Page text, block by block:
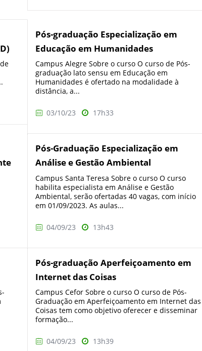
Pós-graduação Especialização em
Educação em Humanidades
Campus Alegre Sobre o curso O curso de Pós-
graduação lato sensu em Educação em
Humanidades é ofertado na modalidade à
distância, a...
03/10/23 17h33
Pós-Graduação Especialização em
Análise e Gestão Ambiental
Campus Santa Teresa Sobre o curso O curso
habilita especialista em Análise e Gestão
Ambiental, serão ofertadas 40 vagas, com início
em 01/09/2023. As aulas...
04/09/23 13h43
Pós-graduação Aperfeiçoamento em
Internet das Coisas
Campus Cefor Sobre o curso O curso de Pós-
Graduação em Aperfeiçoamento em Internet das
Coisas tem como objetivo oferecer e disseminar
formação...
04/09/23 13h39